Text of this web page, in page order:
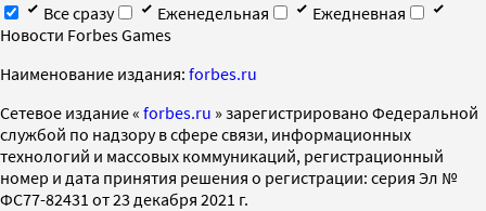
Все сразу
Еженедельная
Ежедневная
Новости Forbes Games
Наименование издания: forbes.ru
Cетевое издание « forbes.ru » зарегистрировано Федеральной
службой по надзору в сфере связи, информационных
технологий и массовых коммуникаций, регистрационный
номер и дата принятия решения о регистрации: серия Эл №
ФС77-82431 от 23 декабря 2021 г.